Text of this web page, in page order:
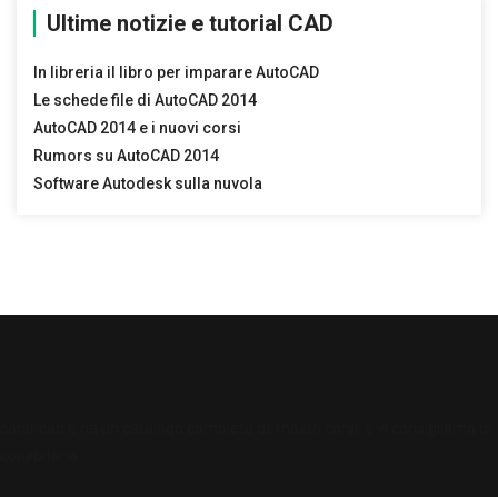
Ultime notizie e tutorial CAD
In libreria il libro per imparare AutoCAD
Le schede file di AutoCAD 2014
AutoCAD 2014 e i nuovi corsi
Rumors su AutoCAD 2014
Software Autodesk sulla nuvola